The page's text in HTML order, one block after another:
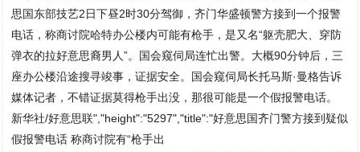
思国东部技艺2日下昼2时30分驾御，齐门华盛顿警方接到一个报警
电话，称商讨院哈特办公楼内可能有枪手，是又名“躯壳肥大、穿防
弹衣的拉好意思裔男人”。国会窥伺局连忙出警。大概90分钟后，三
座办公楼沿途搜寻竣事，证据安全。国会窥伺局长托马斯·曼格告诉
媒体记者，不错证据莫得枪手出没，那很可能是一个假报警电话。
新华社/好意思联","height":"5297","title":"好意思国齐门警方接到疑似
假报警电话 称商讨院有“枪手出